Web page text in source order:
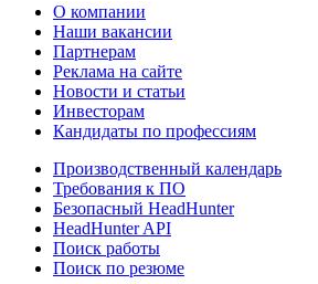
О компании
Наши вакансии
Партнерам
Реклама на сайте
Новости и статьи
Инвесторам
Кандидаты по профессиям
Производственный календарь
Требования к ПО
Безопасный HeadHunter
HeadHunter API
Поиск работы
Поиск по резюме